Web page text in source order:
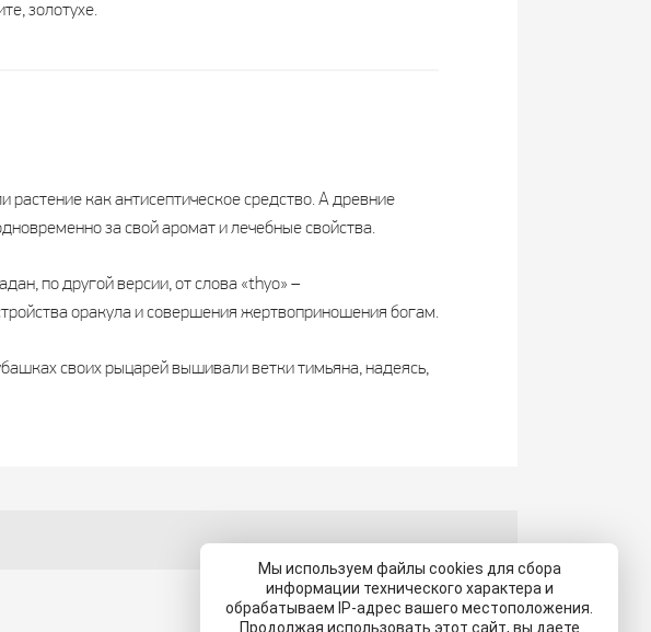
золотухе.
как антисептическое средство. А древние
за свой аромат и лечебные свойства.
по другой версии, от слова «thyо» –
оракула и совершения жертвоприношения богам.
своих рыцарей вышивали ветки тимьяна, надеясь,
Мы используем файлы cookies для сбора
информации технического характера и
обрабатываем IP-адрес вашего местоположения.
Продолжая использовать этот сайт, вы даете